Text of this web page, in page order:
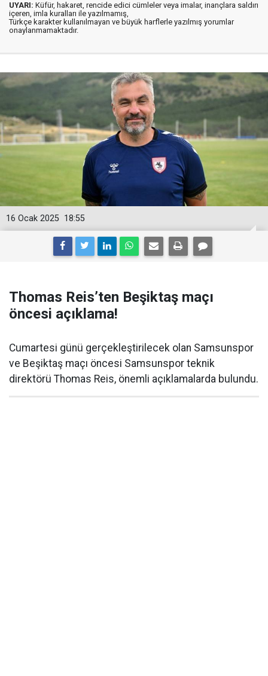
UYARI: Küfür, hakaret, rencide edici cümleler veya imalar, inançlara saldırı
içeren, imla kuralları ile yazılmamış,
Türkçe karakter kullanılmayan ve büyük harflerle yazılmış yorumlar
onaylanmamaktadır.
18:55
16 Ocak 2025
Thomas Reis’ten Beşiktaş maçı
öncesi açıklama!
Cumartesi günü gerçekleştirilecek olan Samsunspor
ve Beşiktaş maçı öncesi Samsunspor teknik
direktörü Thomas Reis, önemli açıklamalarda bulundu.